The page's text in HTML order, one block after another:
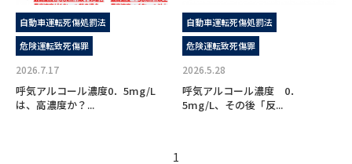
自動車運転死傷処罰法
危険運転致死傷罪
2026.7.17
呼気アルコール濃度0．5mg/L
は、高濃度か？...
自動車運転死傷処罰法
危険運転致死傷罪
2026.5.28
呼気アルコール濃度 0．
5mg/L、その後「反...
1